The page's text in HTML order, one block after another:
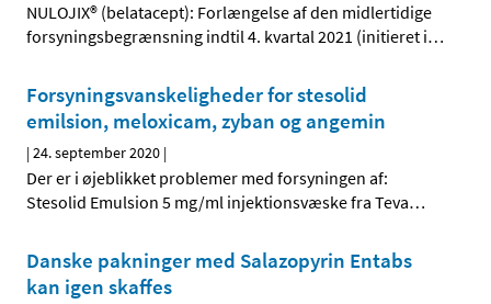
NULOJIX® (belatacept): Forlængelse af den midlertidige
forsyningsbegrænsning indtil 4. kvartal 2021 (initieret i…
Forsyningsvanskeligheder for stesolid
emilsion, meloxicam, zyban og angemin
|24. september 2020 |
Der er i øjeblikket problemer med forsyningen af:
Stesolid Emulsion 5 mg/ml injektionsvæske fra Teva…
Danske pakninger med Salazopyrin Entabs
kan igen skaffes